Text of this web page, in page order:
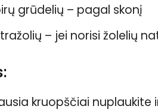
grūdelių – pagal skonį
– jei norisi žolelių
kruopščiai nuplaukite